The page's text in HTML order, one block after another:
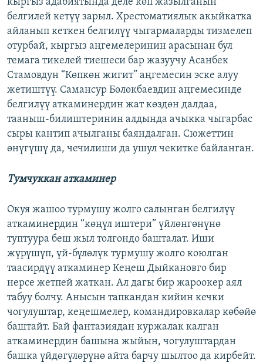
белгилей кетүү зарыл. Хрестоматиялык акыйкатка
айланып кеткен белгилүү чыгармаларды тизмелеп
отурбай, кыргыз аңгемелеринин арасынан бул
темага тикелей тиешеси бар жазуучу Асанбек
Стамовдун “Көпкөн жигит” аңгемесин эске алуу
жетиштүү. Самансур Бөлөкбаевдин аңгемесинде
белгилүү аткаминердин жат көздөн далдаа,
тааныш-билиштеринин алдында ачыкка чыгарбас
сыры кантип ачылганы баяндалган. Сюжеттин
өнүгүшү да, чечилиши да ушул чекитке байланган.
Тумчуккан аткаминер
Окуя жашоо турмушу жолго салынган белгилүү
аткаминердин “көңүл иштери” үйлөнгөнүнө
туптуура беш жыл толгондо башталат. Иши
жүрүшүп, үй-бүлөлүк турмушу жолго коюлган
таасирдүү аткаминер Кеңеш Дыйкановго бир
нерсе жетпей жаткан. Ал дагы бир жароокер аял
табуу болчу. Анысын тапкандан кийин кечки
чогулуштар, кеңешмелер, командировкалар көбөйө
баштайт. Бай фантазиядан куржалак калган
аткаминердин башына жыйын, чогулуштардан
башка үйдөгүлөрүнө айта барчу шылтоо да кирбейт.